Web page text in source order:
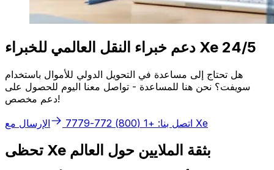
دعم خبراء النقل العالمي للخبراء Xe 24/5
هل تحتاج إلى مساعدة في التحويل الدولي للأموال باستخدام
سويفت؟ نحن هنا للمساعدة - تواصل معنا اليوم للحصول على
دعم مخصص!
اتصل بنا: +1 (800) 772-7779 الإرسال مع Xe
تحظى Xe بثقة الملايين حول العالم